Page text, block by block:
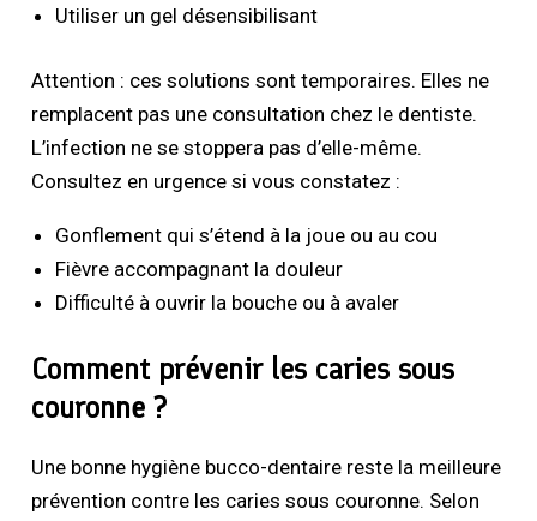
Utiliser un gel désensibilisant
Attention : ces solutions sont temporaires. Elles ne
remplacent pas une consultation chez le dentiste.
L’infection ne se stoppera pas d’elle-même.
Consultez en urgence si vous constatez :
Gonflement qui s’étend à la joue ou au cou
Fièvre accompagnant la douleur
Difficulté à ouvrir la bouche ou à avaler
Comment prévenir les caries sous
couronne ?
Une bonne hygiène bucco-dentaire reste la meilleure
prévention contre les caries sous couronne. Selon